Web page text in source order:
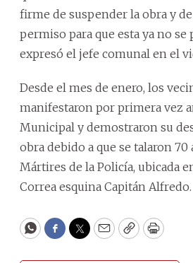
firme de suspender la obra y
permiso para que esta ya no se
expresó el jefe comunal en el
Desde el mes de enero, los
manifestaron por primera vez
Municipal y demostraron su
obra debido a que se talaron 70
Mártires de la Policía, ubicada
Correa esquina Capitán Alfredo.
WhatsApp
Facebook
Twitter
EmailCopyPrint